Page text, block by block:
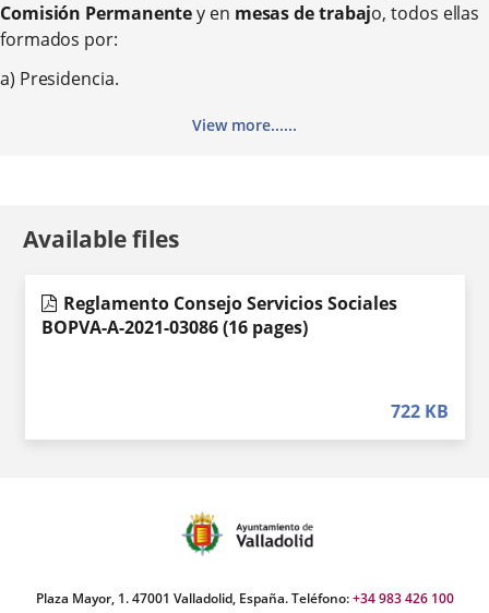
Comisión Permanentey en mesas de trabajo, todos ellas
formados por:
a) Presidencia.
Además, se podrán constituir cuantos
Las mesas de trabajo son las siguientes
c) Mesa de trabajo de personas con discapacidad.
e) Mesa de trabajo de cooperación para el desarrollo.
f) Mesa de trabajo de prevención de drogas y otras
adicciones.
View more......
Available files
Reglamento Consejo Servicios Sociales
BOPVA-A-2021-03086
722 KB
(16 pages)
Plaza Mayor, 1. 47001 Valladolid, España. Teléfono:+34 983 426 100